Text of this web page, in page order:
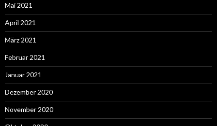
Mai 2021
April 2021
März 2021
Februar 2021
Januar 2021
Dezember 2020
November 2020